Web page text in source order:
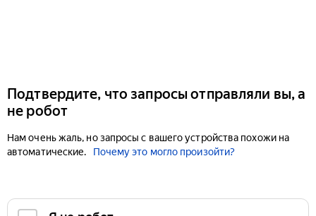
Подтвердите, что запросы отправляли вы, а
не робот
Нам очень жаль, но запросы с вашего устройства похожи на
автоматические.
Почему это могло произойти?